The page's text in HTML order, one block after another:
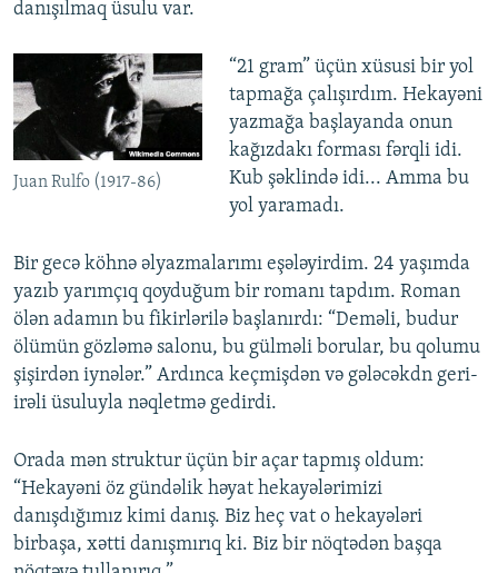
danışılmaq üsulu var.
Juan Rulfo (1917-86)
“21 gram” üçün xüsusi bir yol
tapmağa çalışırdım. Hekayəni
yazmağa başlayanda onun
kağızdakı forması fərqli idi.
Kub şəklində idi... Amma bu
yol yaramadı.
Bir gecə köhnə əlyazmalarımı eşələyirdim. 24 yaşımda
yazıb yarımçıq qoyduğum bir romanı tapdım. Roman
ölən adamın bu fikirlərilə başlanırdı: “Deməli, budur
ölümün gözləmə salonu, bu gülməli borular, bu qolumu
şişirdən iynələr.” Ardınca keçmişdən və gələcəkdn geri-
irəli üsuluyla nəqletmə gedirdi.
Orada mən struktur üçün bir açar tapmış oldum:
“Hekayəni öz gündəlik həyat hekayələrimizi
danışdığımız kimi danış. Biz heç vat o hekayələri
birbaşa, xətti danışmırıq ki. Biz bir nöqtədən başqa